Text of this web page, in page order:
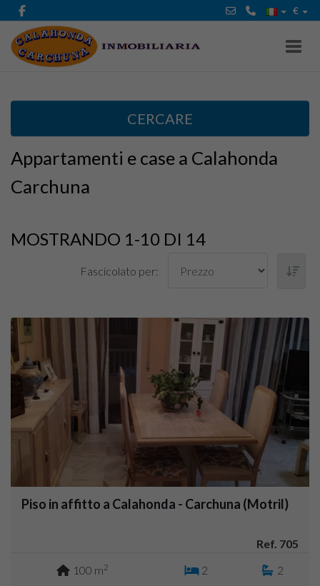
€
CERCARE
Appartamenti e case a Calahonda
Carchuna
MOSTRANDO 1-10 DI 14
Fascicolato per:
Piso in affitto a Calahonda - Carchuna (Motril)
Ref. 705
100 m2 2 2